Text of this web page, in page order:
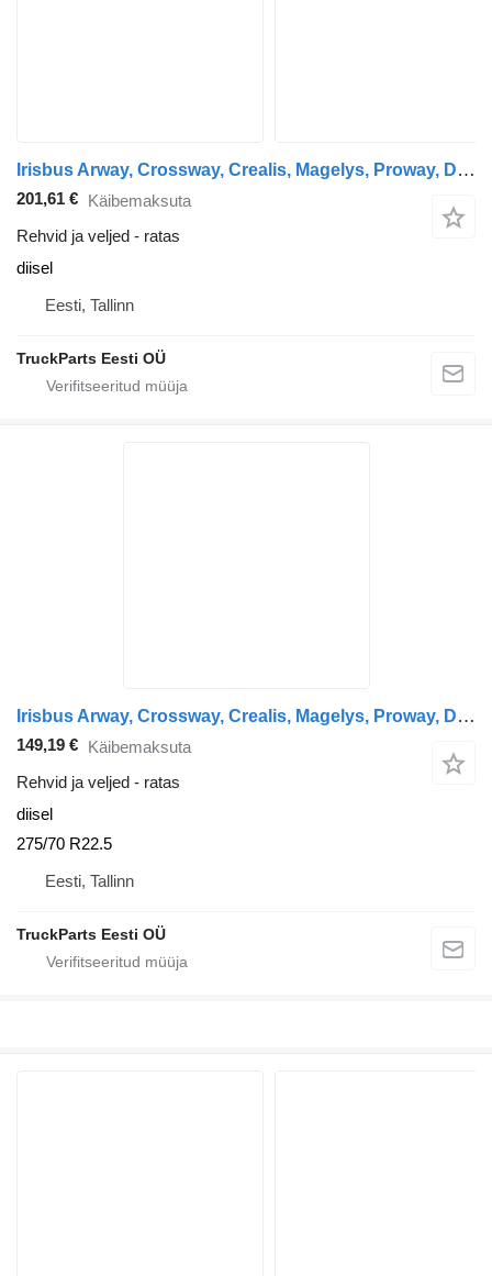
Irisbus Arway, Crossway, Crealis, Magelys, Proway, Daily Tourys (2006-) Sava CROSSWAY (01.06-)
201,61 € Käibemaksuta
Rehvid ja veljed - ratas
diisel
Eesti, Tallinn
TruckParts Eesti OÜ
Irisbus Arway, Crossway, Crealis, Magelys, Proway, Daily Tourys (2006-) Sava CROSSWAY (01.06-)
149,19 € Käibemaksuta
Rehvid ja veljed - ratas
diisel
275/70 R22.5
Eesti, Tallinn
TruckParts Eesti OÜ